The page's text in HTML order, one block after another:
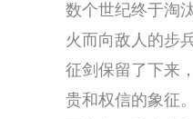
数个世纪终于淘
火而向敌人的步
征剑保留了下来
贵和权信的象征